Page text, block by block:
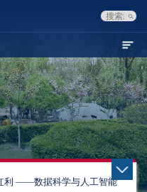
利 ——数据科学与人工智能